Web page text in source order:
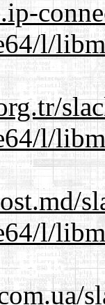
l/
l/
l/